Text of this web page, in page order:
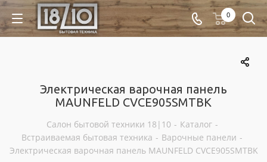
0
Электрическая варочная панель
MAUNFELD CVCE905SMTBK
Салон бытовой техники 18|10 - Каталог -
Встраиваемая бытовая техника - Варочные панели -
Электрическая варочная панель MAUNFELD CVCE905SMTBK